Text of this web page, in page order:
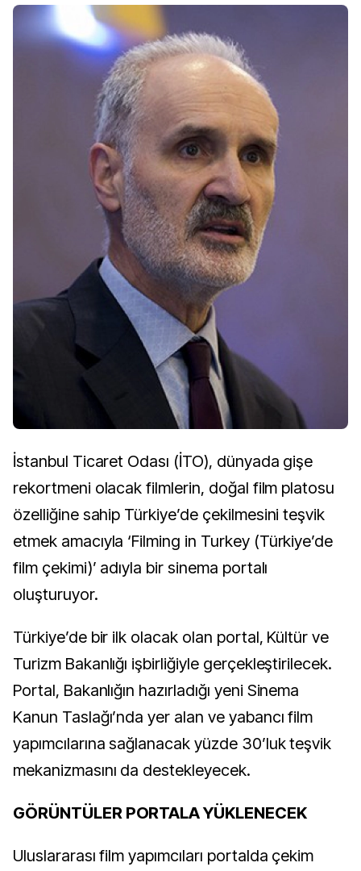
İstanbul Ticaret Odası (İTO), dünyada gişe
rekortmeni olacak filmlerin, doğal film platosu
özelliğine sahip Türkiye’de çekilmesini teşvik
etmek amacıyla ‘Filming in Turkey (Türkiye’de
film çekimi)’ adıyla bir sinema portalı
oluşturuyor.
Türkiye’de bir ilk olacak olan portal, Kültür ve
Turizm Bakanlığı işbirliğiyle gerçekleştirilecek.
Portal, Bakanlığın hazırladığı yeni Sinema
Kanun Taslağı’nda yer alan ve yabancı film
yapımcılarına sağlanacak yüzde 30’luk teşvik
mekanizmasını da destekleyecek.
GÖRÜNTÜLER PORTALA YÜKLENECEK
Uluslararası film yapımcıları portalda çekim